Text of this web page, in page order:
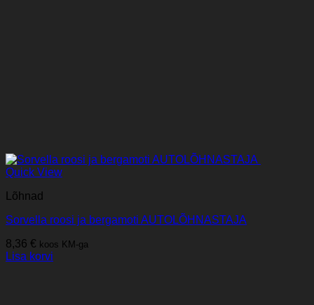
Quick View
Lõhnad
Sorvella roosi ja bergamoti AUTOLÕHNASTAJA
8,36 € koos KM-ga
Lisa korvi